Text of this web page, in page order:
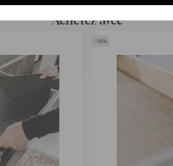
Achetez avec
15